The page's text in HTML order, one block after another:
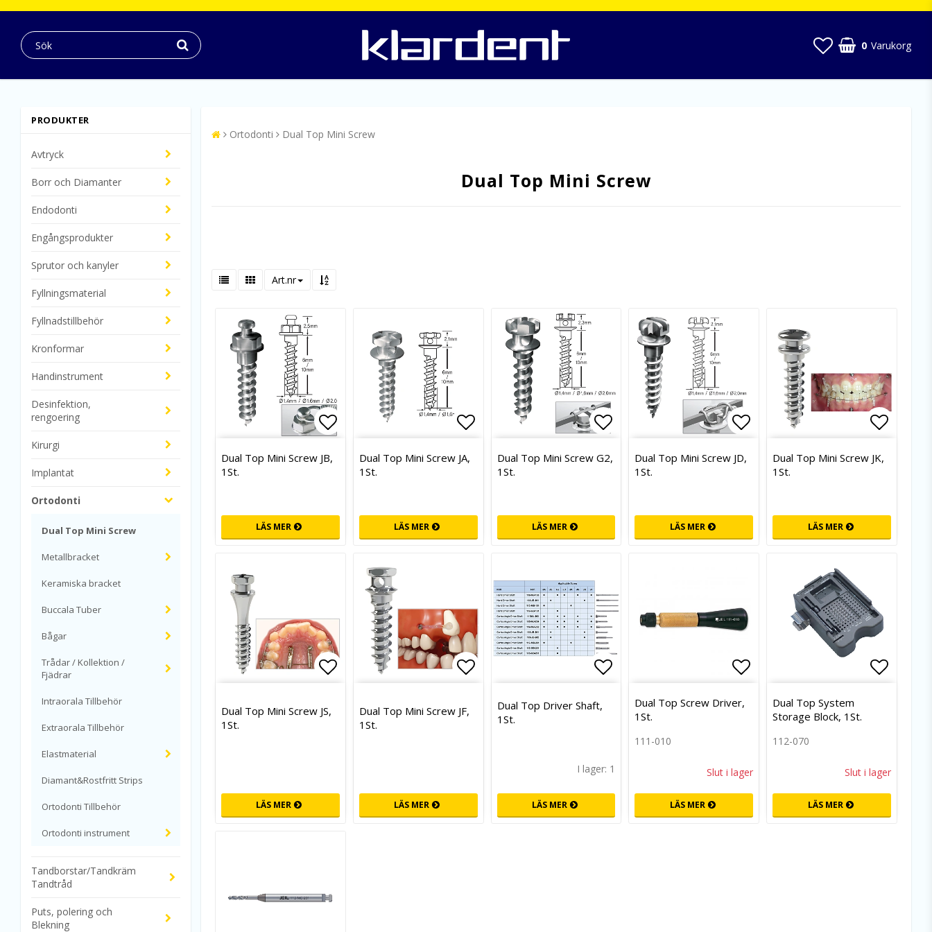
0 Varukorg
PRODUKTER
Avtryck
Borr och Diamanter
Endodonti
Engångsprodukter
Sprutor och kanyler
Fyllningsmaterial
Fyllnadstillbehör
Kronformar
Handinstrument
Desinfektion,
rengoering
Kirurgi
Implantat
Ortodonti
Dual Top Mini Screw
Metallbracket
Keramiska bracket
Buccala Tuber
Bågar
Trådar / Kollektion /
Fjädrar
Intraorala Tillbehör
Extraorala Tillbehör
Elastmaterial
Diamant&Rostfritt Strips
Ortodonti Tillbehör
Ortodonti instrument
Tandborstar/Tandkräm
Tandtråd
Puts, polering och
Blekning
Ortodonti Dual Top Mini Screw
Dual Top Mini Screw
Art.nr
Lägg till i favoritlistan
Dual Top Mini Screw JB,
1St.
LÄS MER
Lägg till i favoritlistan
Dual Top Mini Screw JA,
1St.
LÄS MER
Lägg till i favoritlistan
Dual Top Mini Screw G2,
1St.
LÄS MER
Lägg till i favoritlistan
Dual Top Mini Screw JD,
1St.
LÄS MER
Lägg
Dual Top Mini Screw JK,
1St.
LÄS MER
Dual Top Mini Screw JS,
1St.
LÄS MER
Dual Top Mini Screw JF,
1St.
LÄS MER
Lägg till i favoritlistan
Dual Top Driver Shaft,
1St.
I lager: 1
LÄS MER
Lägg till i favoritlistan
Dual Top Screw Driver,
1St.
111-010
Slut i lager
LÄS MER
Dual Top System
Storage Block, 1St.
112-070
Slut i lager
LÄS MER